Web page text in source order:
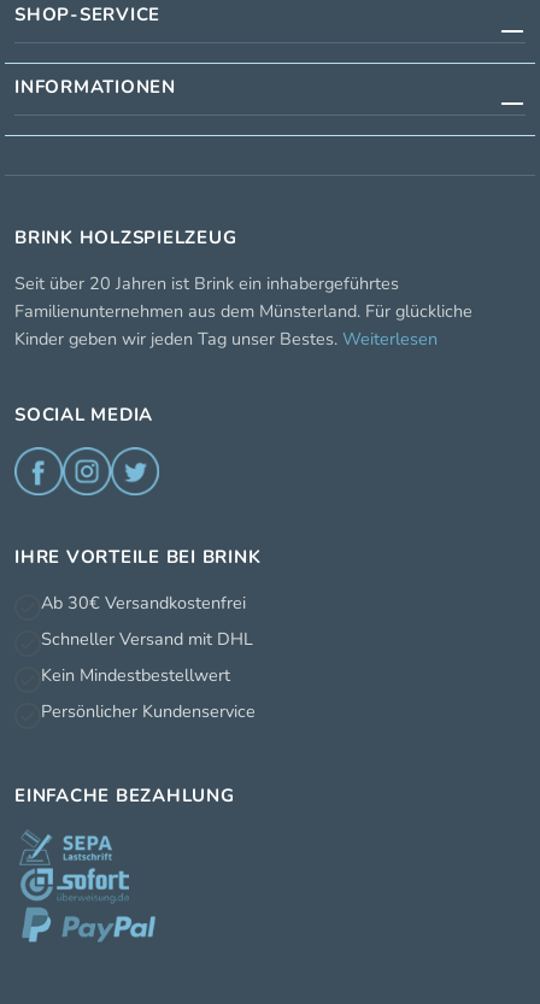
SHOP-SERVICE
INFORMATIONEN
BRINK HOLZSPIELZEUG
Seit über 20 Jahren ist Brink ein inhabergeführtes
Familienunternehmen aus dem Münsterland. Für glückliche
Kinder geben wir jeden Tag unser Bestes. Weiterlesen
SOCIAL MEDIA
IHRE VORTEILE BEI BRINK
Ab 30€ Versandkostenfrei
Schneller Versand mit DHL
Kein Mindestbestellwert
Persönlicher Kundenservice
EINFACHE BEZAHLUNG